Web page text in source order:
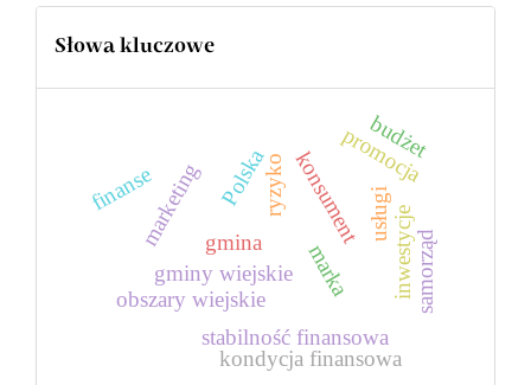
Słowa kluczowe
gmina marka
marketing konsument
stabilność finansowa
promocja
obszary wiejskie
finanse
inwestycje
usługi
Polska
kondycja finansowa
samorząd
budżet
ryzyko
gminy wiejskie